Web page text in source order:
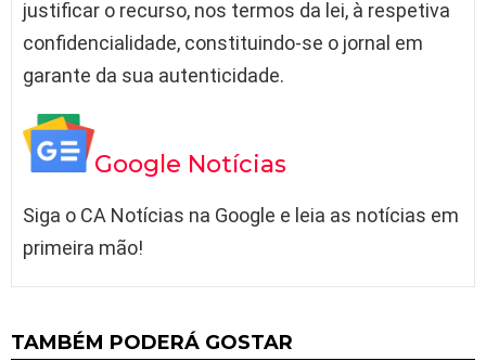
justificar o recurso, nos termos da lei, à respetiva
confidencialidade, constituindo-se o jornal em
garante da sua autenticidade.
Google Notícias
Siga o CA Notícias na Google e leia as notícias em
primeira mão!
TAMBÉM PODERÁ GOSTAR